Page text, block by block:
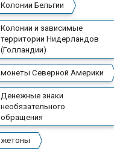
Колонии Бельгии
Колонии и зависимые
территории Нидерландов
(Голландии)
монеты Северной Америки
Денежные знаки
необязательного
обращения
жетоны